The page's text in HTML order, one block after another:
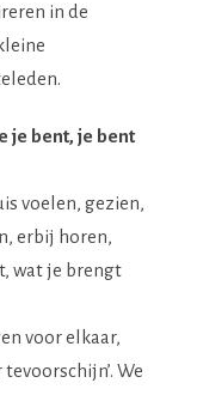
in de
je bent, je bent
voelen, gezien,
erbij horen,
wat je brengt
voor elkaar,
We